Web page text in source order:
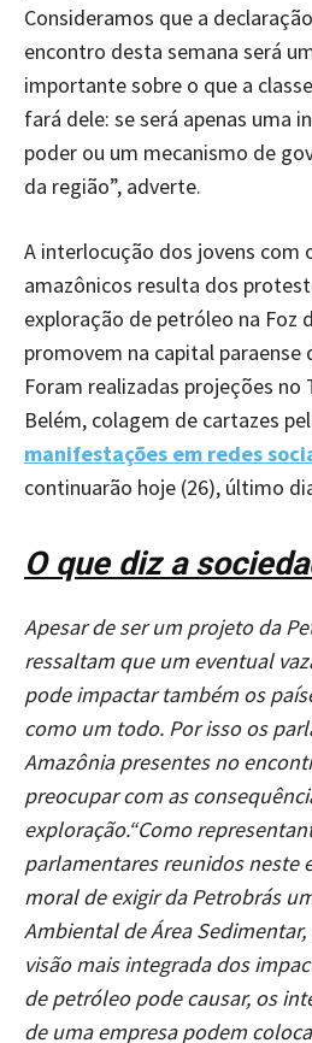
Consideramos que a
encontro desta semana será
importante sobre o que a
fará dele: se será apenas uma
poder ou um mecanismo de
da região”, adverte.
A interlocução dos jovens com
amazônicos resulta dos
exploração de petróleo na Foz
promovem na capital paraense
Foram realizadas projeções no
Belém, colagem de cartazes
manifestações em redes
continuarão hoje (26), último
O que diz a
Apesar de ser um projeto da
ressaltam que um eventual
pode impactar também os
como um todo. Por isso os
Amazônia presentes no
preocupar com as
exploração.“Como
parlamentares reunidos neste
moral de exigir da Petrobrás
Ambiental de Área
visão mais integrada dos
de petróleo pode causar, os
de uma empresa podem